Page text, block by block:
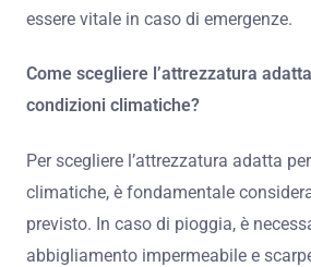
essere vitale in caso di emergenze.
Come scegliere l’attrezzatura
condizioni climatiche?
Per scegliere l’attrezzatura adatta
climatiche, è fondamentale
previsto. In caso di pioggia, è
abbigliamento impermeabile e